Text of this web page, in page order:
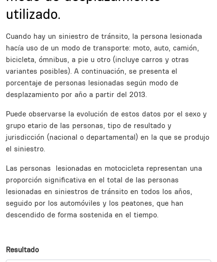
utilizado.
Description
Cuando hay un siniestro de tránsito, la persona lesionada
hacía uso de un modo de transporte: moto, auto, camión,
bicicleta, ómnibus, a pie u otro (incluye carros y otras
variantes posibles). A continuación, se presenta el
porcentaje de personas lesionadas según modo de
desplazamiento por año a partir del 2013.
Puede observarse la evolución de estos datos por el sexo y
grupo etario de las personas, tipo de resultado y
jurisdicción (nacional o departamental) en la que se produjo
el siniestro.
Las personas lesionadas en motocicleta representan una
proporción significativa en el total de las personas
lesionadas en siniestros de tránsito en todos los años,
seguido por los automóviles y los peatones, que han
descendido de forma sostenida en el tiempo.
Resultado